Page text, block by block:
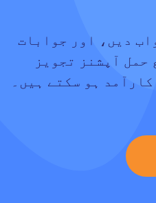
دیں، اور جوابات
حمل آپشنز تجویز
ہو سکتے ہیں۔